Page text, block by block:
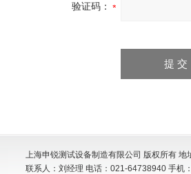
验证码：
上海申锐测试设备制造有限公司 版权所有
联系人：刘经理 电话：021-64738940 手